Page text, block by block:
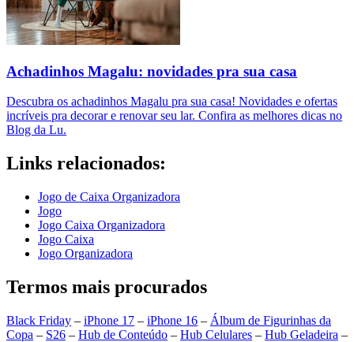
Achadinhos Magalu: novidades pra sua casa
Descubra os achadinhos Magalu pra sua casa! Novidades e ofertas
incríveis pra decorar e renovar seu lar. Confira as melhores dicas no
Blog da Lu.
Links relacionados:
Jogo de Caixa Organizadora
Jogo
Jogo Caixa Organizadora
Jogo Caixa
Jogo Organizadora
Termos mais procurados
Black Friday – iPhone 17 – iPhone 16 – Álbum de Figurinhas da
Copa – S26 – Hub de Conteúdo – Hub Celulares – Hub Geladeira –